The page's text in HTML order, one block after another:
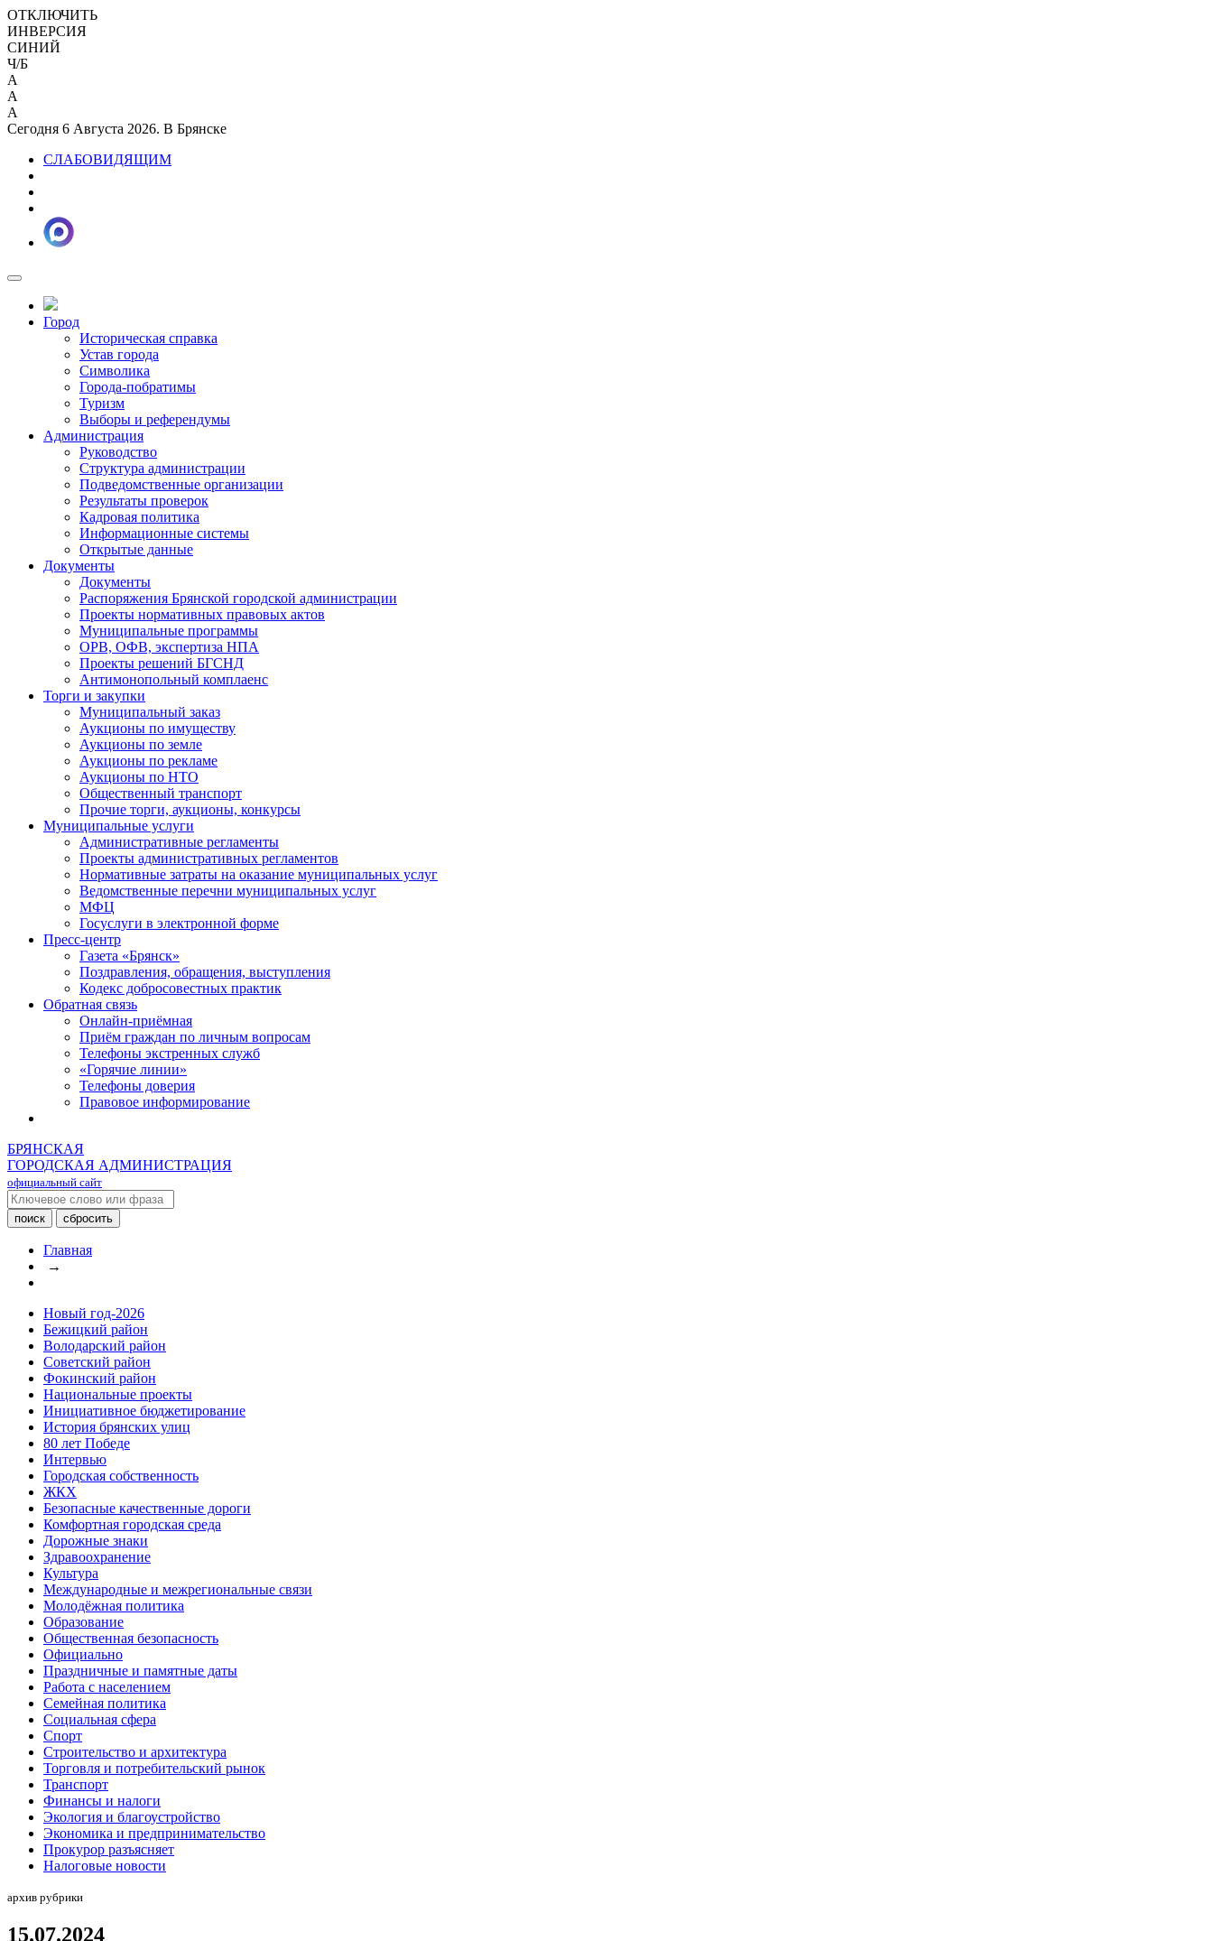
ОТКЛЮЧИТЬ
ИНВЕРСИЯ
СИНИЙ
Ч/Б
A
A
A
Сегодня 6 Августа 2026. В Брянске
СЛАБОВИДЯЩИМ
Город
Историческая справка
Устав города
Символика
Города-побратимы
Туризм
Выборы и референдумы
Администрация
Руководство
Структура администрации
Подведомственные организации
Результаты проверок
Кадровая политика
Информационные системы
Открытые данные
Документы
Документы
Распоряжения Брянской городской администрации
Проекты нормативных правовых актов
Муниципальные программы
ОРВ, ОФВ, экспертиза НПА
Проекты решений БГСНД
Антимонопольный комплаенс
Торги и закупки
Муниципальный заказ
Аукционы по имуществу
Аукционы по земле
Аукционы по рекламе
Аукционы по НТО
Общественный транспорт
Прочие торги, аукционы, конкурсы
Муниципальные услуги
Административные регламенты
Проекты административных регламентов
Нормативные затраты на оказание муниципальных услуг
Ведомственные перечни муниципальных услуг
МФЦ
Госуслуги в электронной форме
Пресс-центр
Газета «Брянск»
Поздравления, обращения, выступления
Кодекс добросовестных практик
Обратная связь
Онлайн-приёмная
Приём граждан по личным вопросам
Телефоны экстренных служб
«Горячие линии»
Телефоны доверия
Правовое информирование
БРЯНСКАЯ
ГОРОДСКАЯ АДМИНИСТРАЦИЯ
официальный сайт
Главная
→
Новый год-2026
Бежицкий район
Володарский район
Советский район
Фокинский район
Национальные проекты
Инициативное бюджетирование
История брянских улиц
80 лет Победе
Интервью
Городская собственность
ЖКХ
Безопасные качественные дороги
Комфортная городская среда
Дорожные знаки
Здравоохранение
Культура
Международные и межрегиональные связи
Молодёжная политика
Образование
Общественная безопасность
Официально
Праздничные и памятные даты
Работа с населением
Семейная политика
Социальная сфера
Спорт
Строительство и архитектура
Торговля и потребительский рынок
Транспорт
Финансы и налоги
Экология и благоустройство
Экономика и предпринимательство
Прокурор разъясняет
Налоговые новости
архив рубрики
15.07.2024